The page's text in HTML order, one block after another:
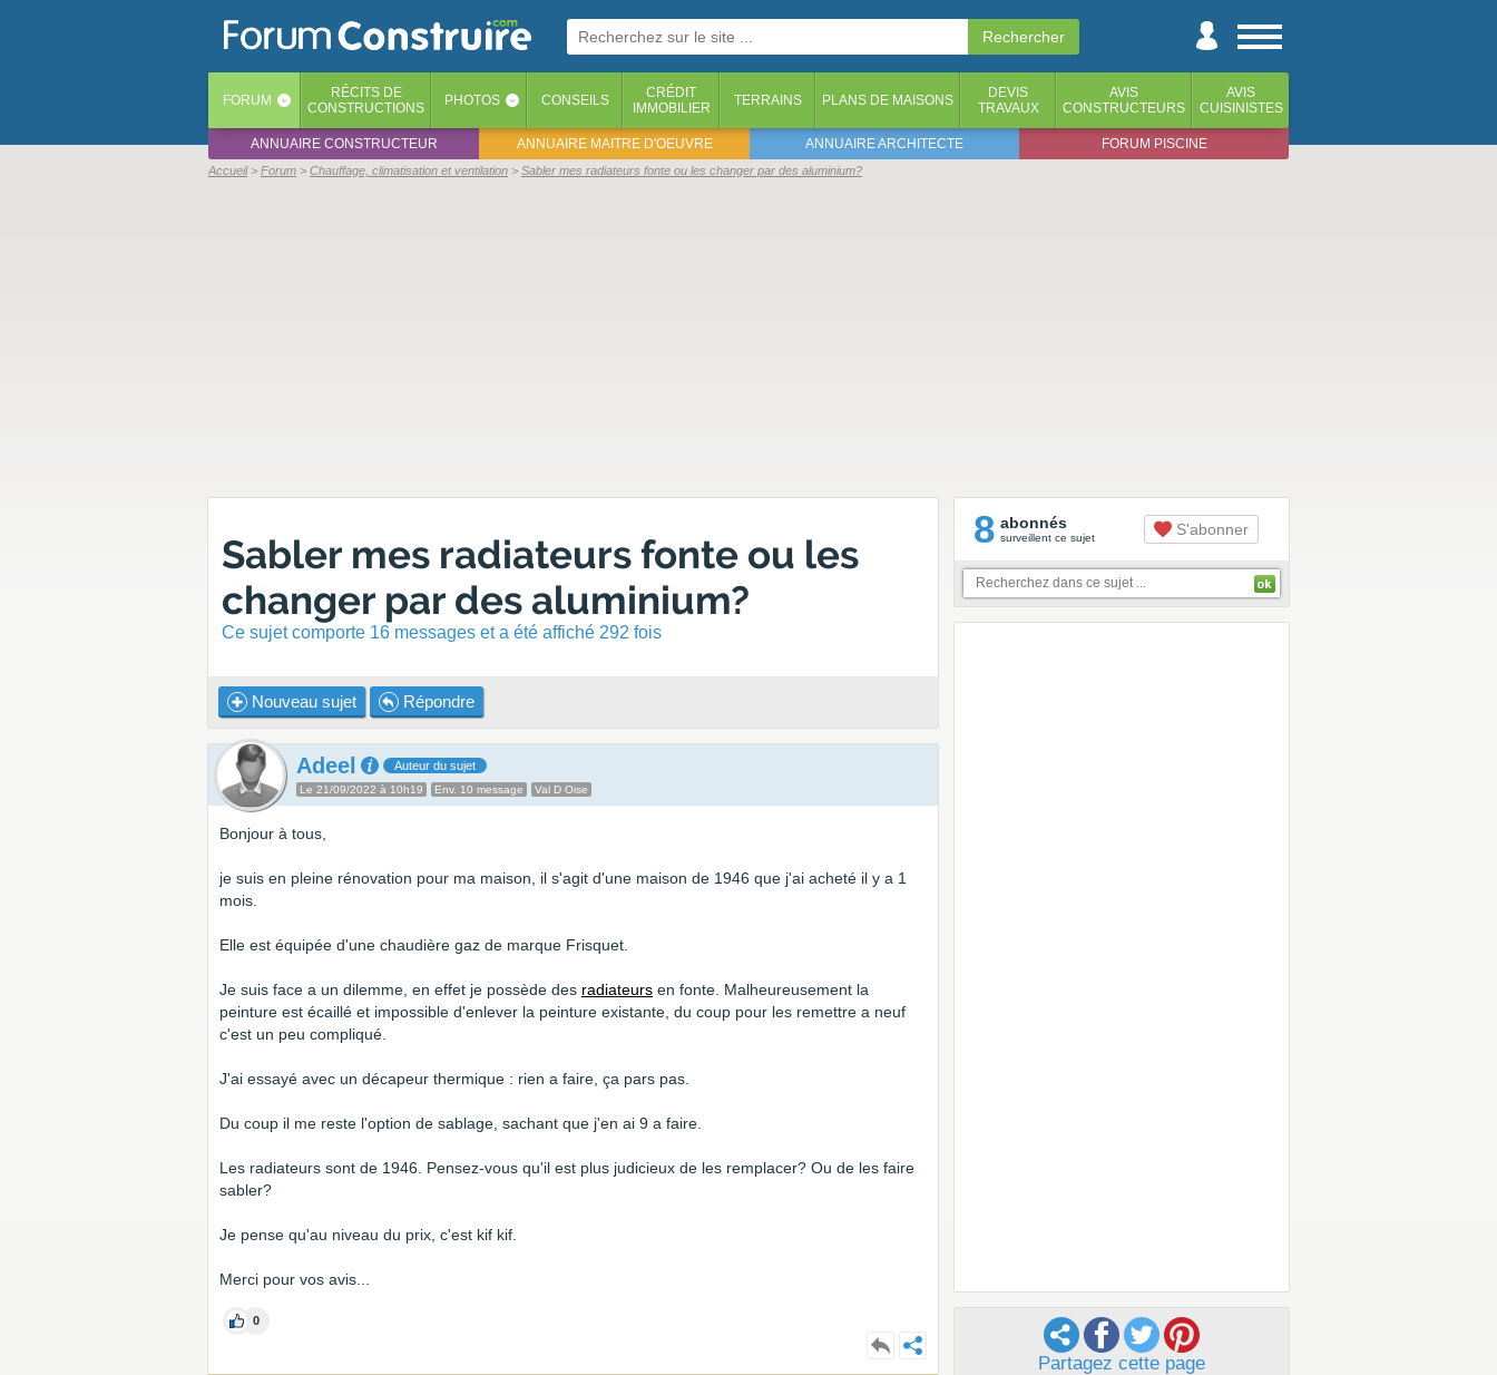
FORUM ‹ RÉCITS DE
CONSTRUCTIONS
PHOTOS ‹ CONSEILS
CRÉDIT
IMMOBILIER
TERRAINS PLANS DE MAISONS
DEVIS
TRAVAUX
AVIS
CONSTRUCTEURS
AVIS
CUISINISTES
ANNUAIRE CONSTRUCTEUR ANNUAIRE MAITRE D'OEUVRE ANNUAIRE ARCHITECTE FORUM PISCINE
Accueil Forum Chauffage, climatisation et ventilation Sabler mes radiateurs fonte ou les changer par des aluminium?
Sabler mes radiateurs fonte ou les
changer par des aluminium?
Ce sujet comporte 16 messages et a été affiché 292 fois
Nouveau sujet Répondre
Adeel Auteur du sujet
Le 21/09/2022 à 10h19 Env. 10 message Val D Oise
Bonjour à tous,
je suis en pleine rénovation pour ma maison, il s'agit d'une maison de 1946 que j'ai acheté il y a 1
mois.
Elle est équipée d'une chaudière gaz de marque Frisquet.
Je suis face a un dilemme, en effet je possède des radiateurs en fonte. Malheureusement la
peinture est écaillé et impossible d'enlever la peinture existante, du coup pour les remettre a neuf
c'est un peu compliqué.
J'ai essayé avec un décapeur thermique : rien a faire, ça pars pas.
Du coup il me reste l'option de sablage, sachant que j'en ai 9 a faire.
Les radiateurs sont de 1946. Pensez-vous qu'il est plus judicieux de les remplacer? Ou de les faire
sabler?
Je pense qu'au niveau du prix, c'est kif kif.
Merci pour vos avis...
0
8 abonnés
surveillent ce sujet S'abonner
Partagez cette page